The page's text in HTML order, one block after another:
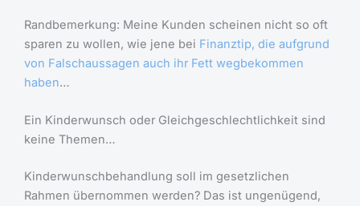
Randbemerkung: Meine Kunden scheinen nicht so oft
sparen zu wollen, wie jene bei Finanztip, die aufgrund
von Falschaussagen auch ihr Fett wegbekommen
haben…
Ein Kinderwunsch oder Gleichgeschlechtlichkeit sind
keine Themen…
Kinderwunschbehandlung soll im gesetzlichen
Rahmen übernommen werden? Das ist ungenügend,